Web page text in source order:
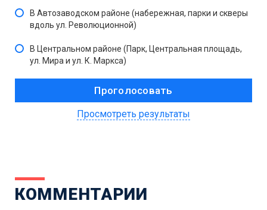
В Автозаводском районе (набережная, парки и скверы
вдоль ул. Революционной)
В Центральном районе (Парк, Центральная площадь,
ул. Мира и ул. К. Маркса)
Просмотреть результаты
КОММЕНТАРИИ